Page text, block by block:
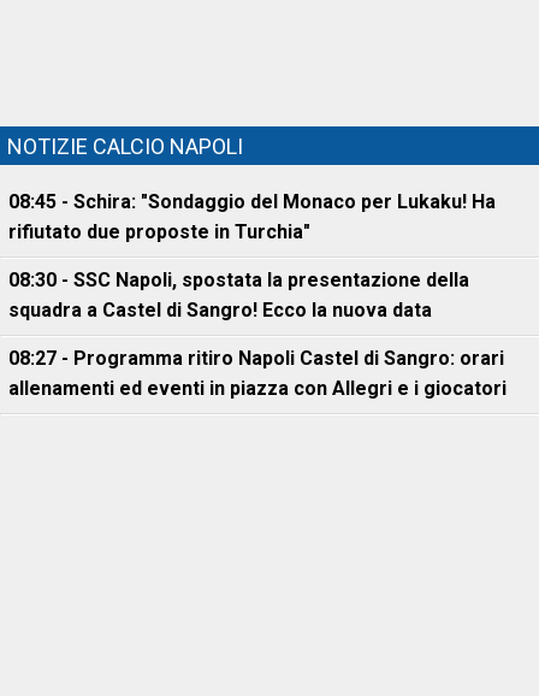
NOTIZIE CALCIO NAPOLI
08:45 - Schira: "Sondaggio del Monaco per Lukaku! Ha
rifiutato due proposte in Turchia"
08:30 - SSC Napoli, spostata la presentazione della
squadra a Castel di Sangro! Ecco la nuova data
08:27 - Programma ritiro Napoli Castel di Sangro: orari
allenamenti ed eventi in piazza con Allegri e i giocatori